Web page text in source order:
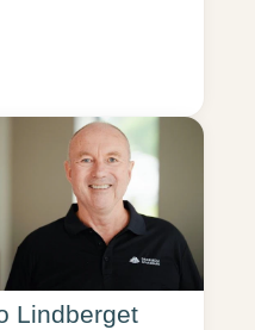
Lindberget